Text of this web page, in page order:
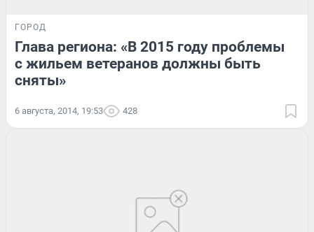
ГОРОД
Глава региона: «В 2015 году проблемы
с жильем ветеранов должны быть
сняты»
6 августа, 2014, 19:53 428